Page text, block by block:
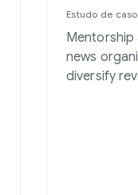
Estudo de caso
Mentorship
news
diversify